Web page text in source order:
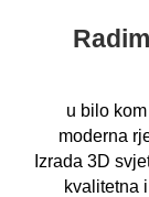
u bilo
moderna
Izrada 3D
kvalitetna